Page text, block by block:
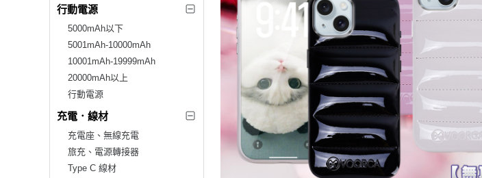
行動電源
5000mAh以下
5001mAh-10000mAh
10001mAh-19999mAh
20000mAh以上
行動電源
充電．線材
充電座、無線充電
旅充、電源轉接器
Type C 線材